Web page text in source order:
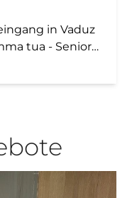
in Vaduz
aktiv, Landtag, LeanderSchädler